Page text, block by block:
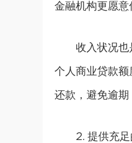
金融机构更愿意
收入状况也
个人商业贷款
还款，避免逾期
2. 提供充